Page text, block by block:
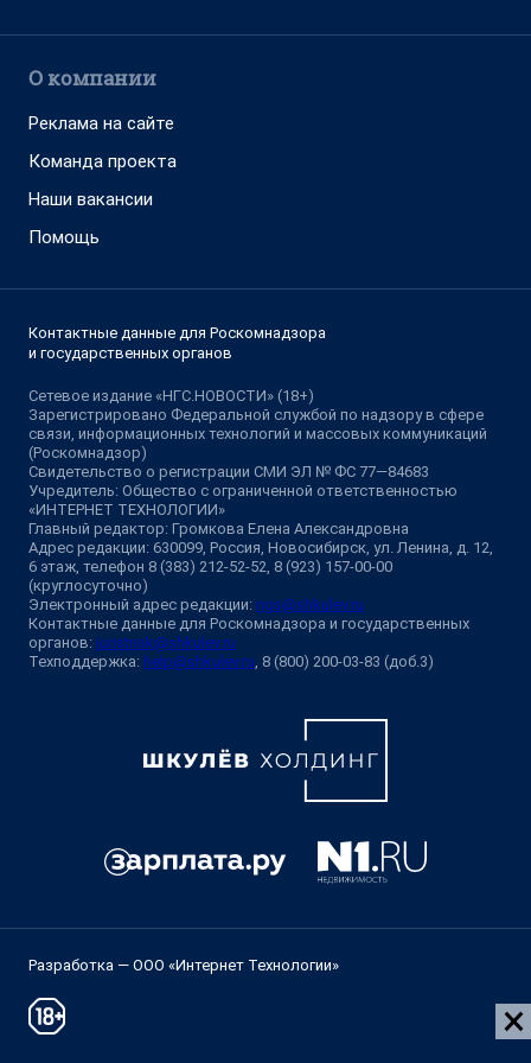
О компании
Реклама на сайте
Команда проекта
Наши вакансии
Помощь
Контактные данные для Роскомнадзора
и государственных органов
Сетевое издание «НГС.НОВОСТИ» (18+)
Зарегистрировано Федеральной службой по надзору в сфере
связи, информационных технологий и массовых коммуникаций
(Роскомнадзор)
Свидетельство о регистрации СМИ ЭЛ № ФС 77—84683
Учредитель: Общество с ограниченной ответственностью
«ИНТЕРНЕТ ТЕХНОЛОГИИ»
Главный редактор: Громкова Елена Александровна
Адрес редакции: 630099, Россия, Новосибирск, ул. Ленина, д. 12,
6 этаж, телефон 8 (383) 212-52-52, 8 (923) 157-00-00
(круглосуточно)
Электронный адрес редакции: ngs@shkulev.ru
Контактные данные для Роскомнадзора и государственных
органов: juristnsk@shkulev.ru
Техподдержка: help@shkulev.ru , 8 (800) 200-03-83 (доб.3)
Разработка — ООО «Интернет Технологии»